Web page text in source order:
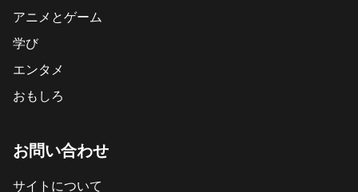
アニメとゲーム
学び
エンタメ
おもしろ
お問い合わせ
サイトについて